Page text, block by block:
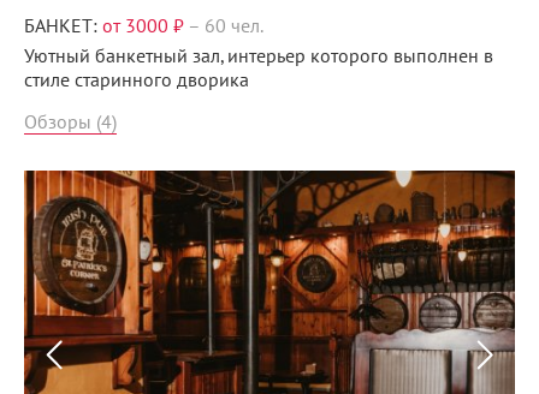
БАНКЕТ: от 3000 ₽ – 60 чел.
Уютный банкетный зал, интерьер которого выполнен в
стиле старинного дворика
Обзоры (4)